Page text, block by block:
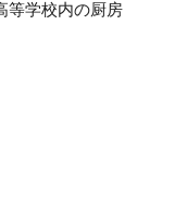
等学校内の厨房